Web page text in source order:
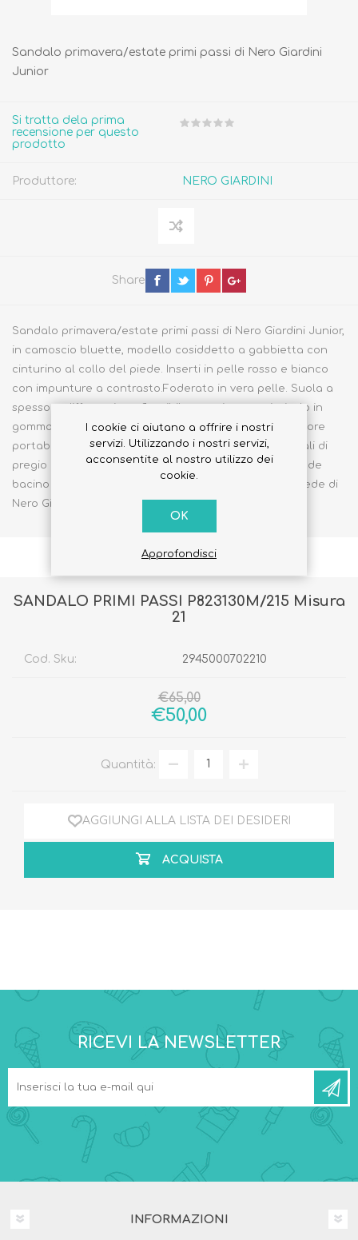
Sandalo primavera/estate primi passi di Nero Giardini
Junior
Si tratta dela prima
recensione per questo
prodotto
Produttore: NERO GIARDINI
Share
Sandalo primavera/estate primi passi di Nero Giardini Junior,
in camoscio bluette, modello cosiddetto a gabbietta con
cinturino al collo del piede. Inserti in pelle rosso e bianco
con impunture a contrasto.Foderato in vera pelle. Suola a
spessore differenziato, flessibile, reattiva e antiscivolo in
gomma. Chiusura con velcro sul davanti per una migliore
portabilità. Sandalo made in Italy, sinonimo di materiali di
pregio e qualità tipici italiani e precisamente del grande
bacino calzaturiero marchigiano dove è allocata la sede di
Nero Giardini.
SANDALO PRIMI PASSI P823130M/215 Misura
21
Cod. Sku: 2945000702210
€65,00
€50,00
Quantità:
AGGIUNGI ALLA LISTA DEI DESIDERI
ACQUISTA
RICEVI LA NEWSLETTER
INFORMAZIONI
I cookie ci aiutano a offrire i nostri
servizi. Utilizzando i nostri servizi,
acconsentite al nostro utilizzo dei
cookie.
OK
Approfondisci